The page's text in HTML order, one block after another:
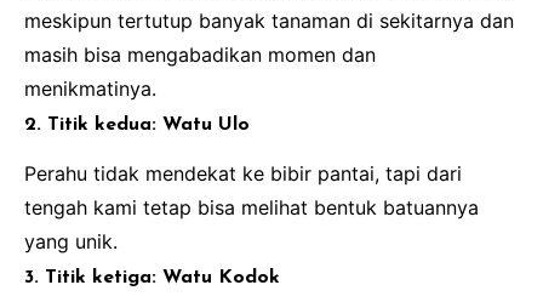
meskipun tertutup banyak tanaman di sekitarnya dan
masih bisa mengabadikan momen dan
menikmatinya.
2. Titik kedua: Watu Ulo
Perahu tidak mendekat ke bibir pantai, tapi dari
tengah kami tetap bisa melihat bentuk batuannya
yang unik.
3. Titik ketiga: Watu Kodok